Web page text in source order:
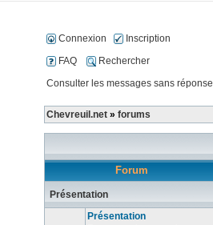
Connexion
Inscription
FAQ
Rechercher
Consulter les messages sans réponse
Chevreuil.net » forums
Forum
Présentation
Présentation